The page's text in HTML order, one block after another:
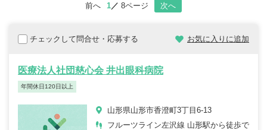
前へ 1 8ページ 次へ
チェックして問合せ・応募する お気に入りに追加
医療法人社団慈心会 井出眼科病院
年間休日120日以上
山形県山形市香澄町3丁目6-13
フルーツライン左沢線 山形駅から徒歩で